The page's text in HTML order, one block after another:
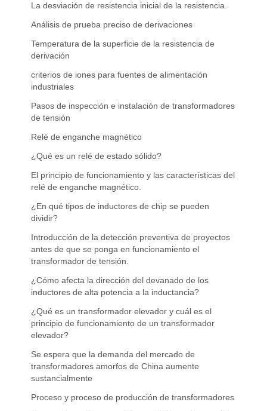
La desviación de resistencia inicial de la resistencia.
Análisis de prueba preciso de derivaciones
Temperatura de la superficie de la resistencia de
derivación
criterios de iones para fuentes de alimentación
industriales
Pasos de inspección e instalación de transformadores
de tensión
Relé de enganche magnético
¿Qué es un relé de estado sólido?
El principio de funcionamiento y las características del
relé de enganche magnético.
¿En qué tipos de inductores de chip se pueden
dividir?
Introducción de la detección preventiva de proyectos
antes de que se ponga en funcionamiento el
transformador de tensión.
¿Cómo afecta la dirección del devanado de los
inductores de alta potencia a la inductancia?
¿Qué es un transformador elevador y cuál es el
principio de funcionamiento de un transformador
elevador?
Se espera que la demanda del mercado de
transformadores amorfos de China aumente
sustancialmente
Proceso y proceso de producción de transformadores